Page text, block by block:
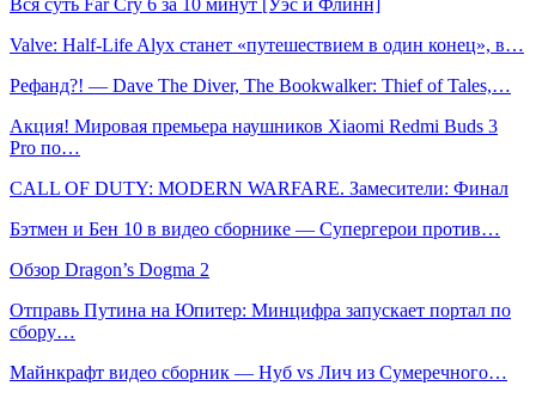
Valve: Half-Life Alyx станет «путешествием в один конец», в…
Рефанд?! — Dave The Diver, The Bookwalker: Thief of Tales,…
Акция! Мировая премьера наушников Xiaomi Redmi Buds 3
Pro по…
CALL OF DUTY: MODERN WARFARE. Замесители: Финал
Бэтмен и Бен 10 в видео сборнике — Супергерои против…
Обзор Dragon’s Dogma 2
Отправь Путина на Юпитер: Минцифра запускает портал по
сбору…
Майнкрафт видео сборник — Нуб vs Лич из Сумеречного…